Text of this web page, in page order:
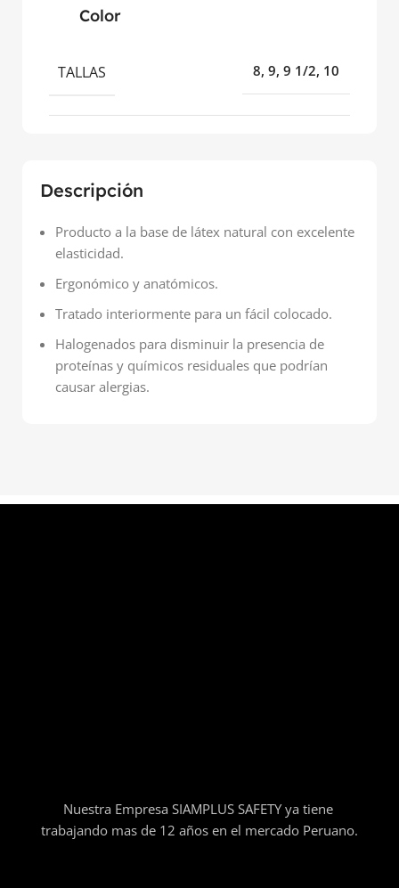
Descripción
Producto a la base de látex natural con excelente
elasticidad.
Ergonómico y anatómicos.
Tratado interiormente para un fácil colocado.
Halogenados para disminuir la presencia de
proteínas y químicos residuales que podrían
causar alergias.
Color
TALLAS 8, 9, 9 1/2, 10
Nuestra Empresa SIAMPLUS SAFETY ya tiene
trabajando mas de 12 años en el mercado Peruano.